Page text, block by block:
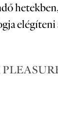
elégíteni